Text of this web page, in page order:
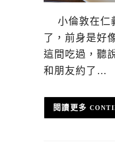
小倫敦在仁
了，前身是好
這間吃過，聽
和朋友約了…